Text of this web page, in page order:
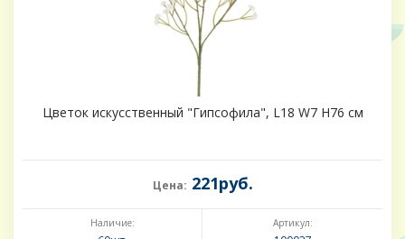
Цветок искусственный "Гипсофила", L18 W7 H76 см
Цена: 221руб.
Наличие: Артикул: